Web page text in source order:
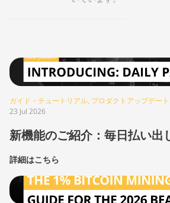
ガイド・チュートリアル, プロダクトアップデート
23 Jul 2026
新機能のご紹介：毎日払い出
詳細はこちら